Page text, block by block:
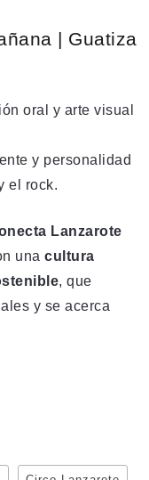
| Guatiza
oral y arte visual
y personalidad
el rock.
Lanzarote
una cultura
, que
y se acerca